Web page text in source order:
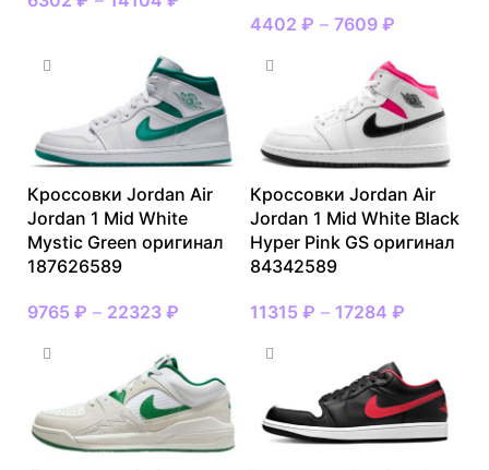
4402 ₽ – 7609 ₽
Кроссовки Jordan Air
Jordan 1 Mid White
Mystic Green оригинал
187626589
9765 ₽ – 22323 ₽
Кроссовки Jordan Air
Jordan 1 Mid White Black
Hyper Pink GS оригинал
84342589
11315 ₽ – 17284 ₽